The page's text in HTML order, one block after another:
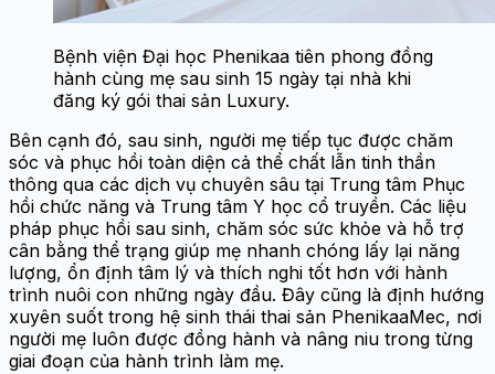
Bệnh viện Đại học Phenikaa tiên phong đồng
hành cùng mẹ sau sinh 15 ngày tại nhà khi
đăng ký gói thai sản Luxury.
Bên cạnh đó, sau sinh, người mẹ tiếp tục được chăm
sóc và phục hồi toàn diện cả thể chất lẫn tinh thần
thông qua các dịch vụ chuyên sâu tại Trung tâm Phục
hồi chức năng và Trung tâm Y học cổ truyền. Các liệu
pháp phục hồi sau sinh, chăm sóc sức khỏe và hỗ trợ
cân bằng thể trạng giúp mẹ nhanh chóng lấy lại năng
lượng, ổn định tâm lý và thích nghi tốt hơn với hành
trình nuôi con những ngày đầu. Đây cũng là định hướng
xuyên suốt trong hệ sinh thái thai sản PhenikaaMec, nơi
người mẹ luôn được đồng hành và nâng niu trong từng
giai đoạn của hành trình làm mẹ.